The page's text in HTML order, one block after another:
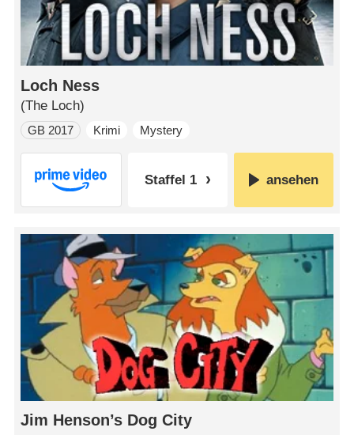
Loch Ness
(The Loch)
GB 2017 Krimi Mystery
Staffel 1 ansehen
Jim Henson’s Dog City